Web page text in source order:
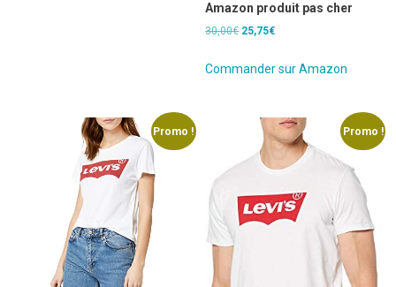
Amazon produit pas cher
30,00€ Le
initial
25,75€Le
actuel
Commander sur Amazon
Promo ! Promo !